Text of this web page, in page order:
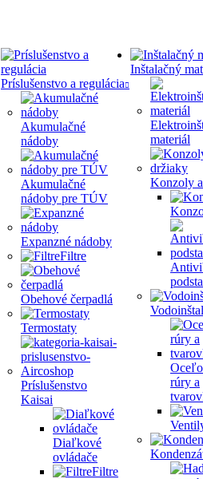
Príslušenstvo a regulácia
Akumulačné
nádoby
Akumulačné
nádoby pre TÚV
Expanzné nádoby
Filtre
Obehové čerpadlá
Termostaty
Príslušenstvo
Kaisai
Diaľkové
ovládače
Filtre
Inštalačný
materiál
Konzoly
rúry a